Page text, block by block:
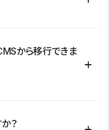
、採用サイト、ブロ
品紹介サイト、ポートフ
から移行できま
を整理したうえで、
？